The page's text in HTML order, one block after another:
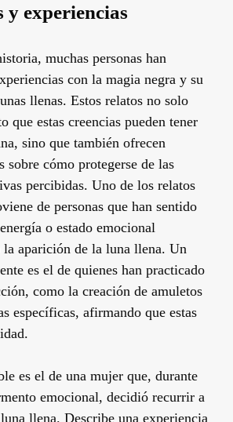
y experiencias
muchas personas han
con la magia negra y su
llenas. Estos relatos no solo
que estas creencias pueden tener
sino que también ofrecen
sobre cómo protegerse de las
percibidas. Uno de los relatos
de personas que han sentido
o estado emocional
aparición de la luna llena. Un
es el de quienes han practicado
como la creación de amuletos
específicas, afirmando que estas
es el de una mujer que, durante
emocional, decidió recurrir a
llena. Describe una experiencia